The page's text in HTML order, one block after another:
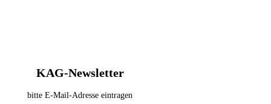
KAG-Newsletter
bitte E-Mail-Adresse eintragen